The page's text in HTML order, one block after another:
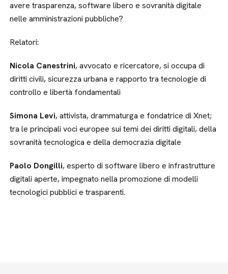
avere trasparenza, software libero e sovranità digitale
nelle amministrazioni pubbliche?
Relatori:
Nicola Canestrini, avvocato e ricercatore, si occupa di
diritti civili, sicurezza urbana e rapporto tra tecnologie di
controllo e libertà fondamentali
Simona Levi, attivista, drammaturga e fondatrice di Xnet;
tra le principali voci europee sui temi dei diritti digitali, della
sovranità tecnologica e della democrazia digitale
Paolo Dongilli, esperto di software libero e infrastrutture
digitali aperte, impegnato nella promozione di modelli
tecnologici pubblici e trasparenti.